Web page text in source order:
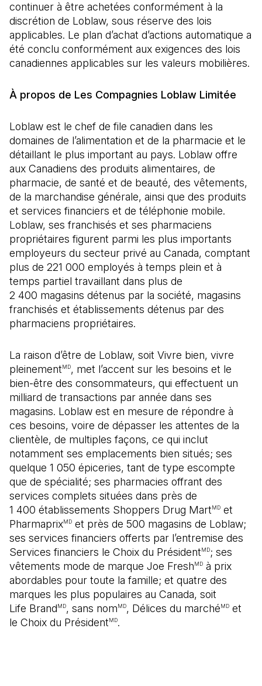
continuer à être achetées conformément à la
discrétion de Loblaw, sous réserve des lois
applicables. Le plan d’achat d’actions automatique a
été conclu conformément aux exigences des lois
canadiennes applicables sur les valeurs mobilières.
À propos de Les Compagnies Loblaw Limitée
Loblaw est le chef de file canadien dans les
domaines de l’alimentation et de la pharmacie et le
détaillant le plus important au pays. Loblaw offre
aux Canadiens des produits alimentaires, de
pharmacie, de santé et de beauté, des vêtements,
de la marchandise générale, ainsi que des produits
et services financiers et de téléphonie mobile.
Loblaw, ses franchisés et ses pharmaciens
propriétaires figurent parmi les plus importants
employeurs du secteur privé au Canada, comptant
plus de 221 000 employés à temps plein et à
temps partiel travaillant dans plus de
2 400 magasins détenus par la société, magasins
franchisés et établissements détenus par des
pharmaciens propriétaires.
La raison d’être de Loblaw, soit Vivre bien, vivre
pleinementMD, met l’accent sur les besoins et le
bien-être des consommateurs, qui effectuent un
milliard de transactions par année dans ses
magasins. Loblaw est en mesure de répondre à
ces besoins, voire de dépasser les attentes de la
clientèle, de multiples façons, ce qui inclut
notamment ses emplacements bien situés; ses
quelque 1 050 épiceries, tant de type escompte
que de spécialité; ses pharmacies offrant des
services complets situées dans près de
1 400 établissements Shoppers Drug MartMD et
PharmaprixMD et près de 500 magasins de Loblaw;
ses services financiers offerts par l’entremise des
Services financiers le Choix du PrésidentMD; ses
vêtements mode de marque Joe FreshMD à prix
abordables pour toute la famille; et quatre des
marques les plus populaires au Canada, soit
Life BrandMD, sans nomMD, Délices du marchéMD et
le Choix du PrésidentMD.